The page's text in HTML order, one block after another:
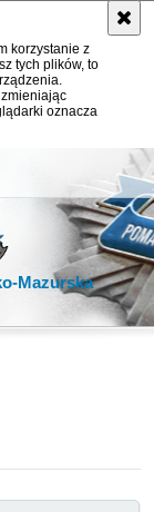
korzystanie z
tych plików, to
oznacza
Mazurska